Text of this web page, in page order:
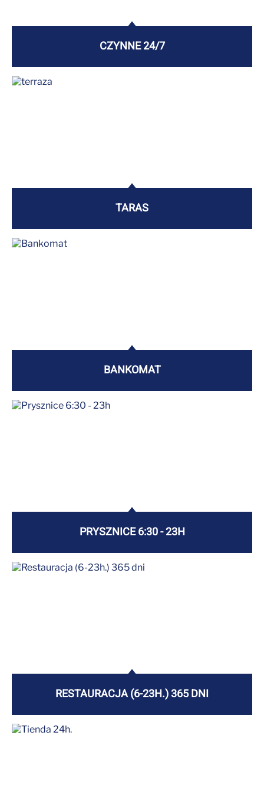
CZYNNE 24/7
TARAS
BANKOMAT
PRYSZNICE 6:30 - 23H
RESTAURACJA (6-23H.) 365 DNI